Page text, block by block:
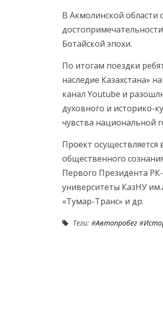
В Акмолинской области
Ботайской эпохи.
По итогам поездки
наследие Казахстана»
канал Youtube и
духовного и историко-
чувства национальной
Проект
общественного
Первого Президента
университеты КазНУ
«Тумар-Транс» и др.
Теги: #Автопробег #